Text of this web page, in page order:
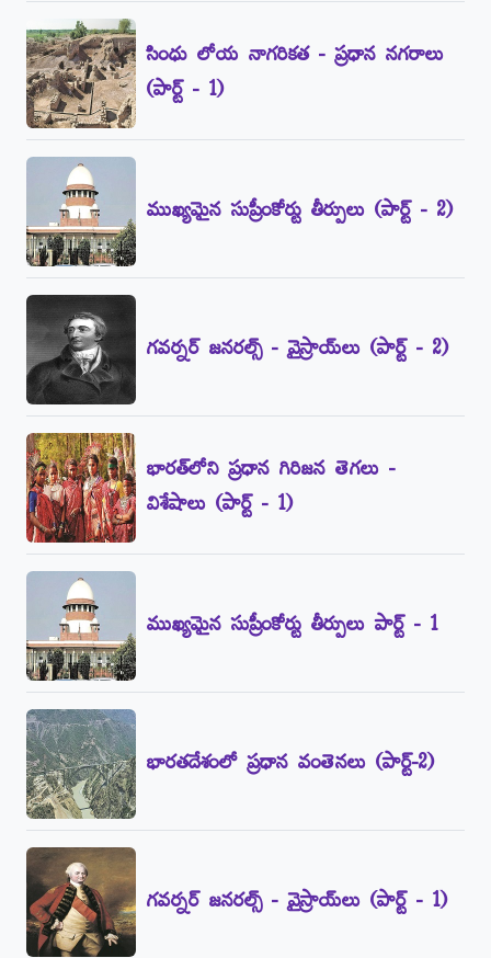
సింధు లోయ నాగరికత - ప్రధాన నగరాలు
(పార్ట్‌ - 1)
ముఖ్యమైన సుప్రీంకోర్టు తీర్పులు (పార్ట్‌ - 2)
గవర్నర్‌ జనరల్స్‌ - వైస్రాయ్‌లు (పార్ట్‌ - 2)
భారత్‌లోని ప్రధాన గిరిజన తెగలు -
విశేషాలు (పార్ట్‌ - 1)
ముఖ్యమైన సుప్రీంకోర్టు తీర్పులు పార్ట్‌ - 1
భారతదేశంలో ప్రధాన వంతెనలు (పార్ట్‌-2)
గవర్నర్‌ జనరల్స్‌ - వైస్రాయ్‌లు (పార్ట్‌ - 1)